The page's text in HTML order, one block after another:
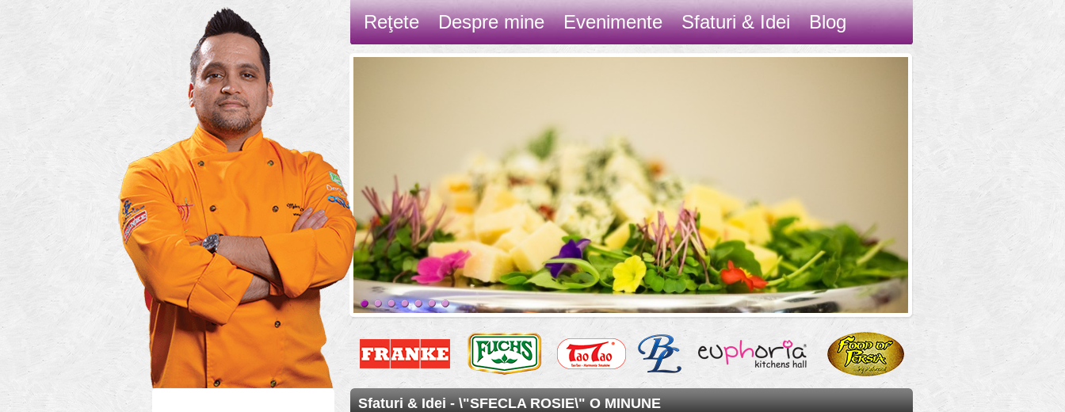
Reţete Despre mine Evenimente Sfaturi & Idei
Blog
Contact
Sfaturi & Idei- \"SFECLA ROSIE\" O MINUNE